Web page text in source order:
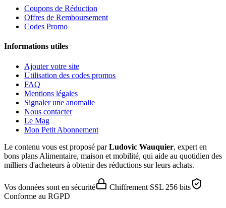
Coupons de Réduction
Offres de Remboursement
Codes Promo
Informations utiles
Ajouter votre site
Utilisation des codes promos
FAQ
Mentions légales
Signaler une anomalie
Nous contacter
Le Mag
Mon Petit Abonnement
Le contenu vous est proposé parLudovic Wauquier, expert en
bons plans Alimentaire, maison et mobilité, qui aide au quotidien des
milliers d'acheteurs à obtenir des réductions sur leurs achats.
Vos données sont en sécurité
Chiffrement SSL 256 bits
Conforme au RGPD